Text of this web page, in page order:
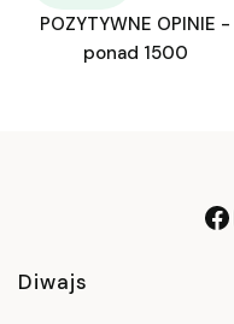
POZYTYWNE OPINIE -
ponad 1500
Linki w stopce
Diwajs